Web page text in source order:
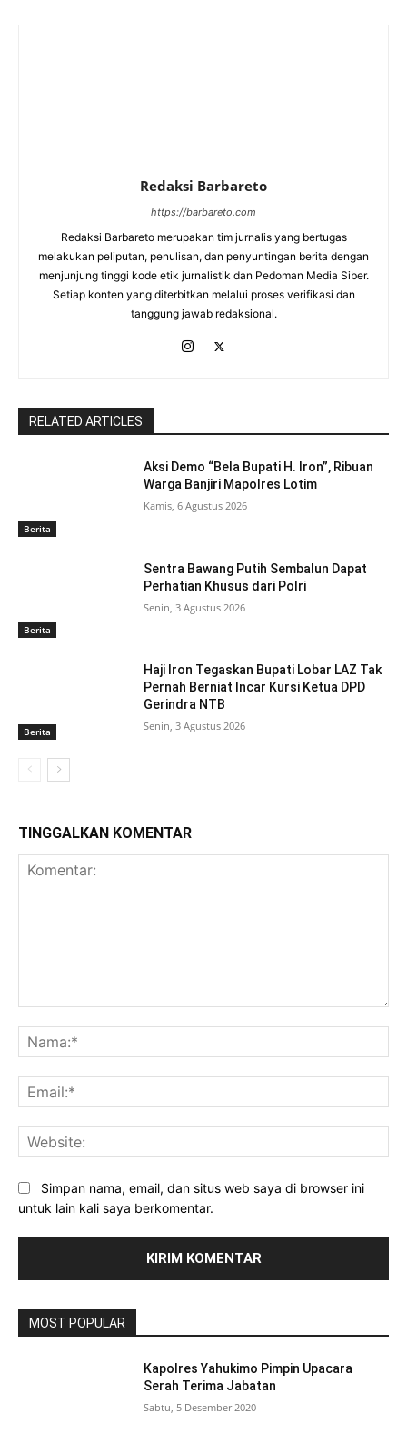
Redaksi Barbareto
https://barbareto.com
Redaksi Barbareto merupakan tim jurnalis yang bertugas
melakukan peliputan, penulisan, dan penyuntingan berita dengan
menjunjung tinggi kode etik jurnalistik dan Pedoman Media Siber.
Setiap konten yang diterbitkan melalui proses verifikasi dan
tanggung jawab redaksional.
RELATED ARTICLES
Berita
Aksi Demo “Bela Bupati H. Iron”, Ribuan
Warga Banjiri Mapolres Lotim
Kamis, 6 Agustus 2026
Berita
Sentra Bawang Putih Sembalun Dapat
Perhatian Khusus dari Polri
Senin, 3 Agustus 2026
Berita
Haji Iron Tegaskan Bupati Lobar LAZ Tak
Pernah Berniat Incar Kursi Ketua DPD
Gerindra NTB
Senin, 3 Agustus 2026
TINGGALKAN KOMENTAR
Simpan nama, email, dan situs web saya di browser ini
untuk lain kali saya berkomentar.
MOST POPULAR
Kapolres Yahukimo Pimpin Upacara
Serah Terima Jabatan
Sabtu, 5 Desember 2020